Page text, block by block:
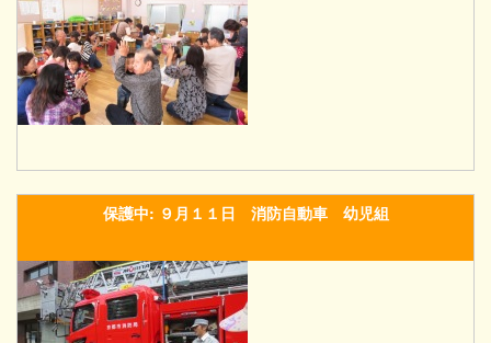
保護中: ９月１１日 消防自動車 幼児組